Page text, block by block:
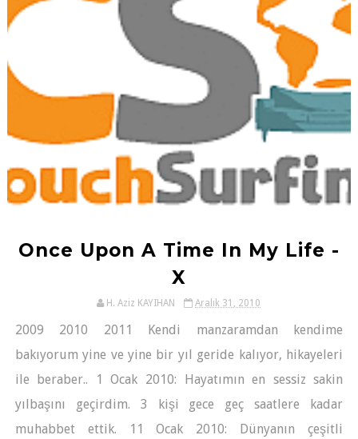
Once Upon A Time In My Life -
X
H. Aziz KAYIHAN Aralık 31, 2010
2009 2010 2011 Kendi manzaramdan kendime
bakıyorum yine ve yine bir yıl geride kalıyor, hikayeleri
ile beraber.. 1 Ocak 2010: Hayatımın en sessiz sakin
yılbaşını geçirdim. 3 kişi gece geç saatlere kadar
muhabbet ettik. 11 Ocak 2010: Dünyanın çeşitli